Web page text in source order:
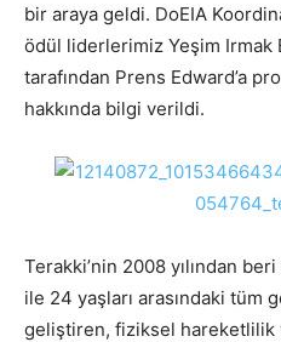
bir araya geldi. DoEIA
ödül liderlerimiz Yeşim Irmak
tarafından Prens Edward’a
hakkında bilgi verildi.
Terakki’nin 2008 yılından
ile 24 yaşları arasındaki tüm
geliştiren, fiziksel hareketlilik